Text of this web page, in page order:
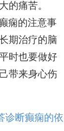
的痛苦。
痫的注意事
期治疗的脑
时也要做好
带来身心伤
诊断癫痫的依